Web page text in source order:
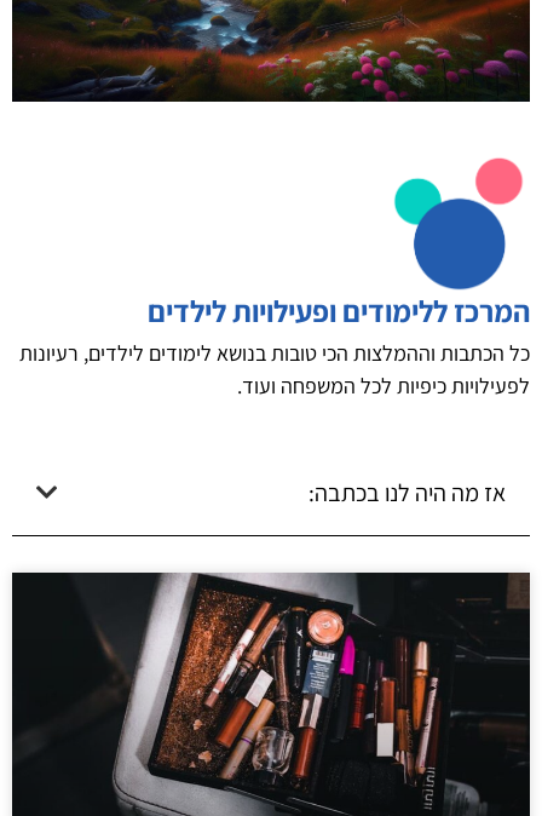
המרכז ללימודים ופעילויות לילדים
כל הכתבות וההמלצות הכי טובות בנושא לימודים לילדים, רעיונות
לפעילויות כיפיות לכל המשפחה ועוד.
אז מה היה לנו בכתבה: